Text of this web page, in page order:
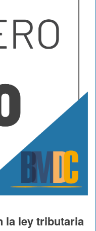
la ley tributaria